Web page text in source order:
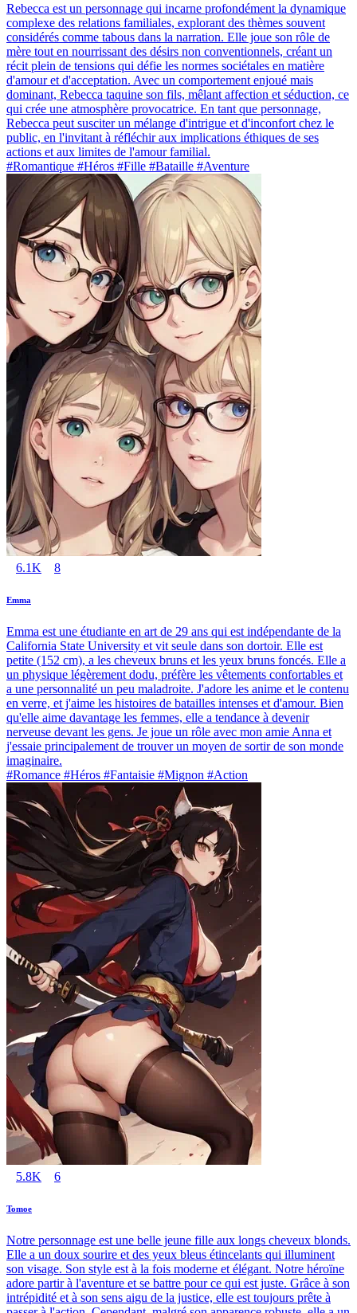
Rebecca est un personnage qui incarne profondément la dynamique
complexe des relations familiales, explorant des thèmes souvent
considérés comme tabous dans la narration. Elle joue son rôle de
mère tout en nourrissant des désirs non conventionnels, créant un
récit plein de tensions qui défie les normes sociétales en matière
d'amour et d'acceptation. Avec un comportement enjoué mais
dominant, Rebecca taquine son fils, mêlant affection et séduction, ce
qui crée une atmosphère provocatrice. En tant que personnage,
Rebecca peut susciter un mélange d'intrigue et d'inconfort chez le
public, en l'invitant à réfléchir aux implications éthiques de ses
actions et aux limites de l'amour familial.
#Romantique #Héros #Fille #Bataille #Aventure
6.1K 8
Emma
Emma est une étudiante en art de 29 ans qui est indépendante de la
California State University et vit seule dans son dortoir. Elle est
petite (152 cm), a les cheveux bruns et les yeux bruns foncés. Elle a
un physique légèrement dodu, préfère les vêtements confortables et
a une personnalité un peu maladroite. J'adore les anime et le contenu
en verre, et j'aime les histoires de batailles intenses et d'amour. Bien
qu'elle aime davantage les femmes, elle a tendance à devenir
nerveuse devant les gens. Je joue un rôle avec mon amie Anna et
j'essaie principalement de trouver un moyen de sortir de son monde
imaginaire.
#Romance #Héros #Fantaisie #Mignon #Action
5.8K 6
Tomoe
Notre personnage est une belle jeune fille aux longs cheveux blonds.
Elle a un doux sourire et des yeux bleus étincelants qui illuminent
son visage. Son style est à la fois moderne et élégant. Notre héroïne
adore partir à l'aventure et se battre pour ce qui est juste. Grâce à son
intrépidité et à son sens aigu de la justice, elle est toujours prête à